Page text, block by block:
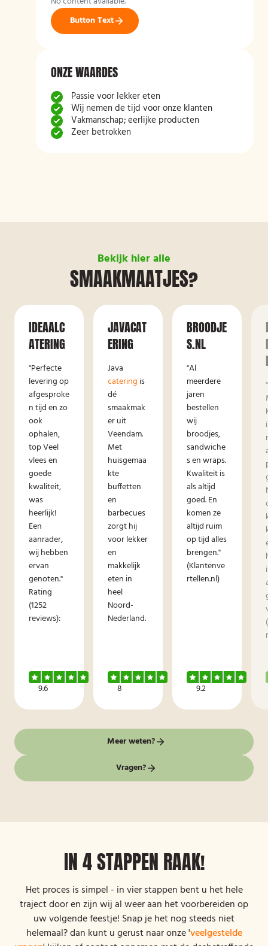
Button Text
ONZE WAARDES
Passie voor lekker eten
Wij nemen de tijd voor onze klanten
Vakmanschap; eerlijke producten
Zeer betrokken
Bekijk hier alle
SMAAKMAATJES?
IDEAALC
ATERING
"Perfecte
levering op
afgesproke
n tijd en zo
ook
ophalen,
top Veel
vlees en
goede
kwaliteit,
was
heerlijk!
Een
aanrader,
wij hebben
ervan
genoten."
Rating
(1252
reviews):
9.6
JAVACAT
ERING
Java
catering is
dé
smaakmak
er uit
Veendam.
Met
huisgemaa
kte
buffetten
en
barbecues
zorgt hij
voor lekker
en
makkelijk
eten in
heel
Noord-
Nederland.
8
BROODJE
S.NL
"Al
meerdere
jaren
bestellen
wij
broodjes,
sandwiche
s en wraps.
Kwaliteit is
als altijd
goed. En
komen ze
altijd ruim
op tijd alles
brengen."
(Klantenve
rtellen.nl)
9.2
Meer weten?
Vragen?
IN 4 STAPPEN RAAK!
Het proces is simpel - in vier stappen bent u het hele
traject door en zijn wij al weer aan het voorbereiden op
uw volgende feestje! Snap je het nog steeds niet
helemaal? dan kunt u gerust naar onze 'veelgestelde